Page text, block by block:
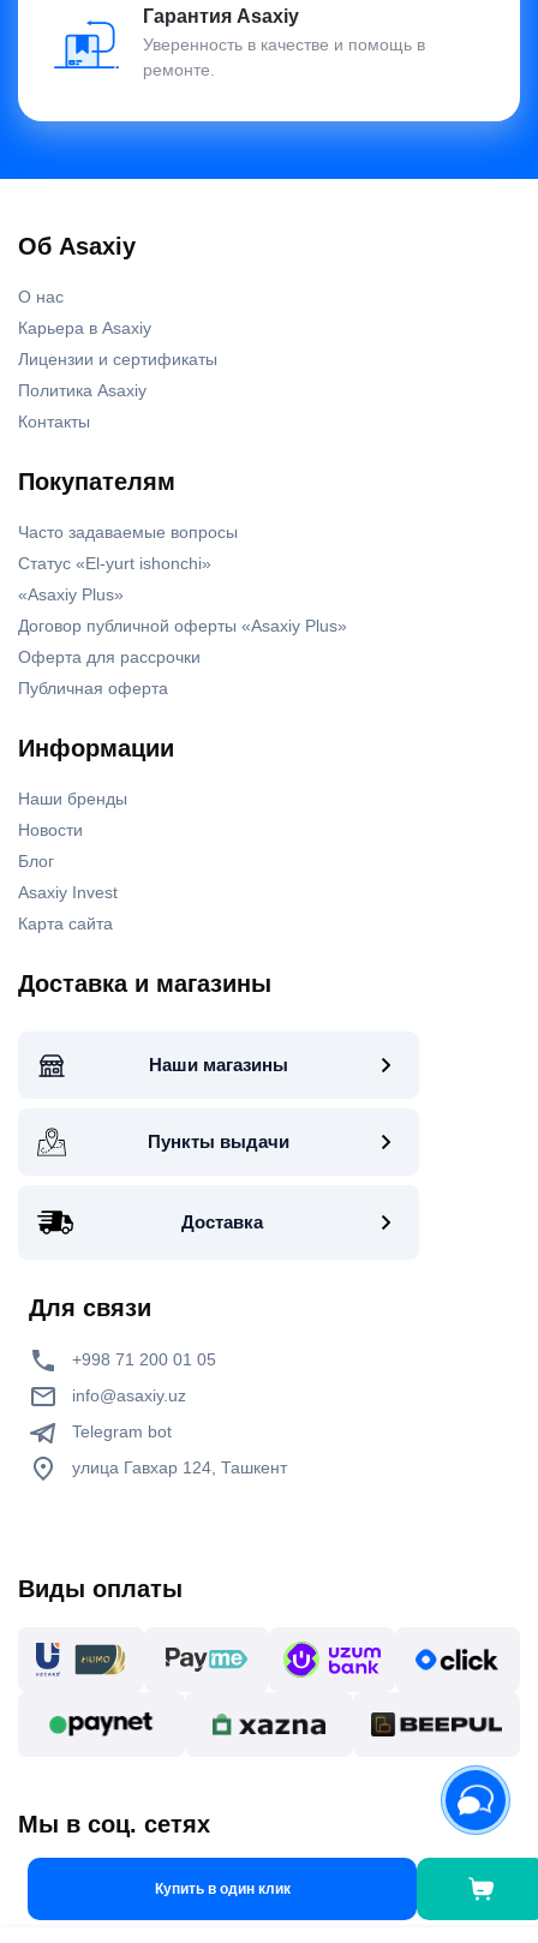
Купить в один клик
Гарантия Asaxiy
Уверенность в качестве и помощь в
ремонте.
Об Asaxiy
О нас
Карьера в Asaxiy
Лицензии и сертификаты
Политика Asaxiy
Контакты
Покупателям
Часто задаваемые вопросы
Статус «El-yurt ishonchi»
«Asaxiy Plus»
Договор публичной оферты «Asaxiy Plus»
Оферта для рассрочки
Публичная оферта
Информации
Наши бренды
Новости
Блог
Asaxiy Invest
Карта сайта
Доставка и магазины
Наши магазины
Пункты выдачи
Доставка
Для связи
+998 71 200 01 05
info@asaxiy.uz
Telegram bot
улица Гавхар 124, Ташкент
Виды оплаты
Мы в соц. сетях